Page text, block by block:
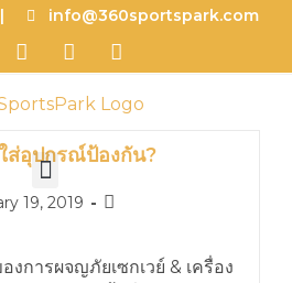
| info@360sportspark.com
ส่อุปกรณ์ป้องกัน?
19, 2019
งการผจญภัยเซกเวย์ & เครื่อง